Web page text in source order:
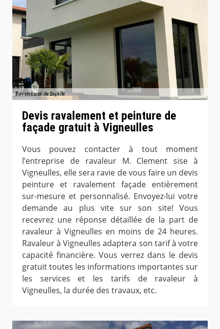
Devis ravalement et peinture de
façade gratuit à Vigneulles
Vous pouvez contacter à tout moment
l’entreprise de ravaleur M. Clement sise à
Vigneulles, elle sera ravie de vous faire un devis
peinture et ravalement façade entièrement
sur-mesure et personnalisé. Envoyez-lui votre
demande au plus vite sur son site! Vous
recevrez une réponse détaillée de la part de
ravaleur à Vigneulles en moins de 24 heures.
Ravaleur à Vigneulles adaptera son tarif à votre
capacité financière. Vous verrez dans le devis
gratuit toutes les informations importantes sur
les services et les tarifs de ravaleur à
Vigneulles, la durée des travaux, etc.